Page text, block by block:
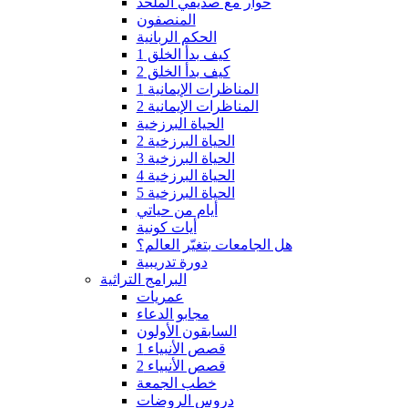
المنصفون
الحكم الربانية
كيف بدأ الخلق 1
كيف بدأ الخلق 2
المناظرات الإيمانية 1
المناظرات الإيمانية 2
الحياة البرزخية
الحياة البرزخية 2
الحياة البرزخية 3
الحياة البرزخية 4
الحياة البرزخية 5
أيام من حياتي
أيات كونية
هل الجامعات بتغيّر العالم؟
دورة تدريبية
البرامج التراثية
عمريات
مجابو الدعاء
السابقون الأولون
قصص الأنبياء 1
قصص الأنبياء 2
خطب الجمعة
دروس الروضات